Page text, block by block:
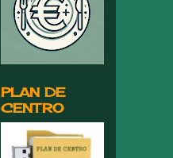
PLAN DE
CENTRO